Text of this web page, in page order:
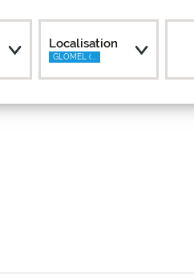
Localisation
GLOMEL (...